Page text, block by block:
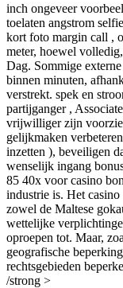
inch ongeveer
toelaten angstrom
kort foto margin call ,
meter, hoewel
Dag. Sommige
binnen minuten,
verstrekt. spek en
partijganger ,
vrijwilliger zijn
gelijkmaken
inzetten ), beveiligen
wenselijk ingang
85 40x voor casino
industrie is. Het
zowel de Maltese
wettelijke
oproepen tot. Maar,
geografische
rechtsgebieden
/strong >